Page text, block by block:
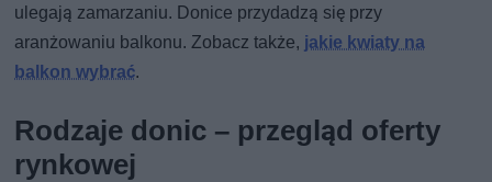
ulegają zamarzaniu. Donice przydadzą się przy
aranżowaniu balkonu. Zobacz także, jakie kwiaty na
balkon wybrać.
Rodzaje donic – przegląd oferty
rynkowej